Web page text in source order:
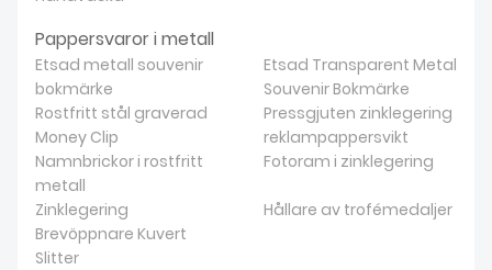
Pappersvaror i metall
Etsad metall souvenir
bokmärke
Etsad Transparent Metal
Souvenir Bokmärke
Rostfritt stål graverad
Money Clip
Pressgjuten zinklegering
reklampappersvikt
Namnbrickor i rostfritt
metall
Fotoram i zinklegering
Zinklegering
Brevöppnare Kuvert
Slitter
Hållare av trofémedaljer